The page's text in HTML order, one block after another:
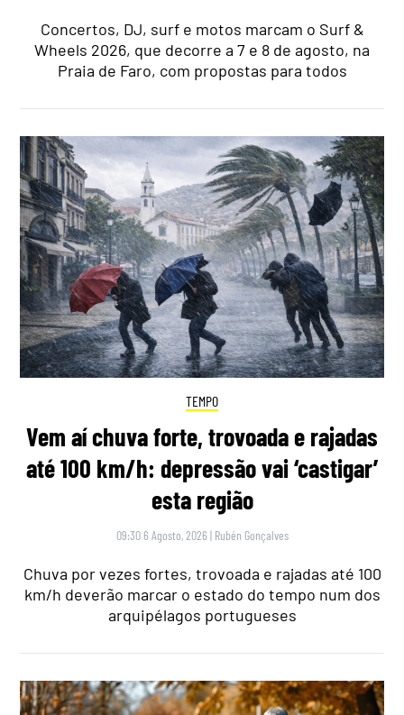
Concertos, DJ, surf e motos marcam o Surf &
Wheels 2026, que decorre a 7 e 8 de agosto, na
Praia de Faro, com propostas para todos
TEMPO
Vem aí chuva forte, trovoada e rajadas
até 100 km/h: depressão vai ‘castigar’
esta região
09:30 6 Agosto, 2026 | Rubén Gonçalves
Chuva por vezes fortes, trovoada e rajadas até 100
km/h deverão marcar o estado do tempo num dos
arquipélagos portugueses